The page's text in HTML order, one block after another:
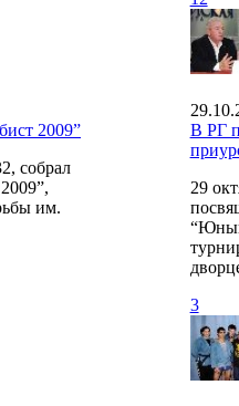
2009”
собрал
им.
В РГ
29
3